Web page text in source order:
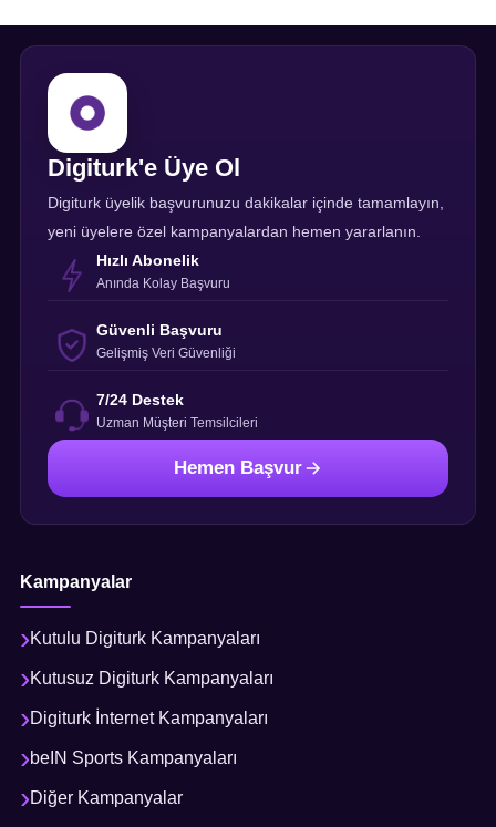
Digiturk'e Üye Ol
Digiturk üyelik başvurunuzu dakikalar içinde tamamlayın,
yeni üyelere özel kampanyalardan hemen yararlanın.
Hızlı Abonelik
Anında Kolay Başvuru
Güvenli Başvuru
Gelişmiş Veri Güvenliği
7/24 Destek
Uzman Müşteri Temsilcileri
Hemen Başvur
Kampanyalar
Kutulu Digiturk Kampanyaları
Kutusuz Digiturk Kampanyaları
Digiturk İnternet Kampanyaları
beIN Sports Kampanyaları
Diğer Kampanyalar